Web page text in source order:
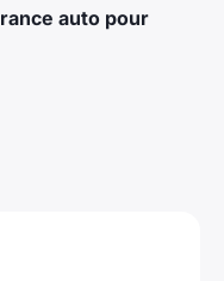
auto pour